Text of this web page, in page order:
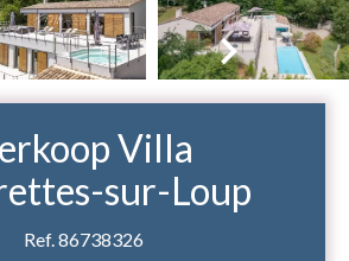
Villa
sur-Loup
Ref. 86738326